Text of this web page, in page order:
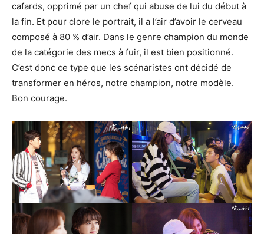
cafards, opprimé par un chef qui abuse de lui du début à
la fin. Et pour clore le portrait, il a l’air d’avoir le cerveau
composé à 80 % d’air. Dans le genre champion du monde
de la catégorie des mecs à fuir, il est bien positionné.
C’est donc ce type que les scénaristes ont décidé de
transformer en héros, notre champion, notre modèle.
Bon courage.